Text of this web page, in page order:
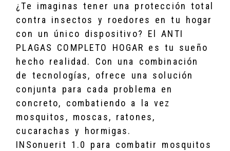
¿Te imaginas tener una protección total
contra insectos y roedores en tu hogar
con un único dispositivo? El ANTI
PLAGAS COMPLETO HOGAR es tu sueño
hecho realidad. Con una combinación
de tecnologías, ofrece una solución
conjunta para cada problema en
concreto, combatiendo a la vez
mosquitos, moscas, ratones,
cucarachas y hormigas.
INSonuerit 1.0 para combatir mosquitos